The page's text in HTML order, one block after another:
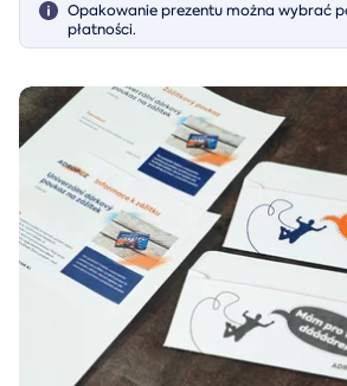
Opakowanie prezentu można wybrać
płatności.